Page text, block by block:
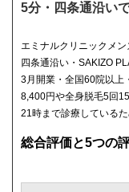
5分・四条通沿い
エミナルクリニックメ
四条通沿い・SAKIZO
3月開業・全国60院以上
8,400円や全身脱毛5回
21時まで診療している
総合評価と5つの